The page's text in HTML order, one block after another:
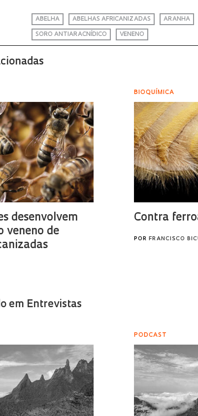
ABELHA ABELHAS AFRICANIZADAS ARANHA
SORO ANTIARACNÍDICO VENENO